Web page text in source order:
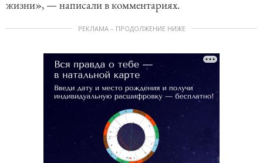
жизни», — написали в комментариях.
РЕКЛАМА – ПРОДОЛЖЕНИЕ НИЖЕ